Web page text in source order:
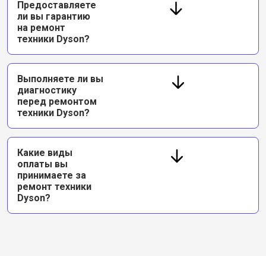
Предоставляете
ли вы гарантию
на ремонт
техники Dyson?
Выполняете ли вы
диагностику
перед ремонтом
техники Dyson?
Какие виды
оплаты вы
принимаете за
ремонт техники
Dyson?